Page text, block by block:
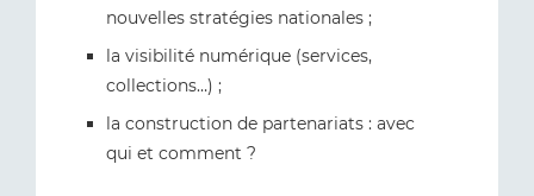
nouvelles stratégies nationales ;
la visibilité numérique (services,
collections…) ;
la construction de partenariats : avec
qui et comment ?